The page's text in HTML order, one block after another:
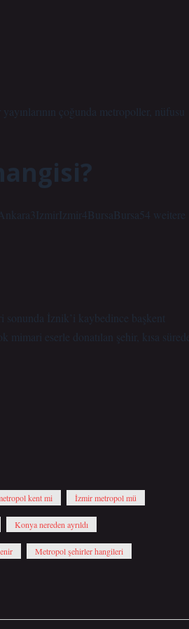
çoğunda metropoller, nüfusu
weitere
İznik’i kaybedince başkent
mimari eserle donatılan şehir, kısa
kent mi İzmir metropol mü
Konya nereden ayrıldı
Metropol şehirler hangileri